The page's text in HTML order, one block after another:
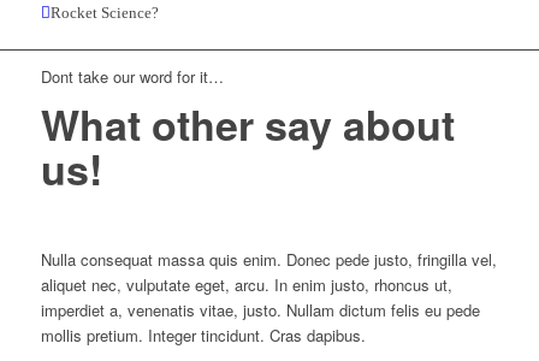
Rocket Science?
Dont take our word for it…
What other say about
us!
Nulla consequat massa quis enim. Donec pede justo, fringilla vel,
aliquet nec, vulputate eget, arcu. In enim justo, rhoncus ut,
imperdiet a, venenatis vitae, justo. Nullam dictum felis eu pede
mollis pretium. Integer tincidunt. Cras dapibus.